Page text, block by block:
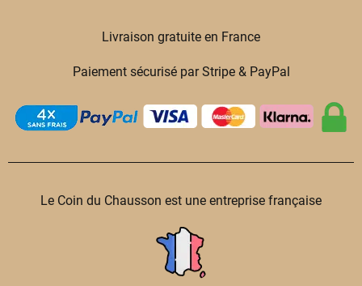
Livraison gratuite en France
Paiement sécurisé par Stripe & PayPal
Le Coin du Chausson est une entreprise française